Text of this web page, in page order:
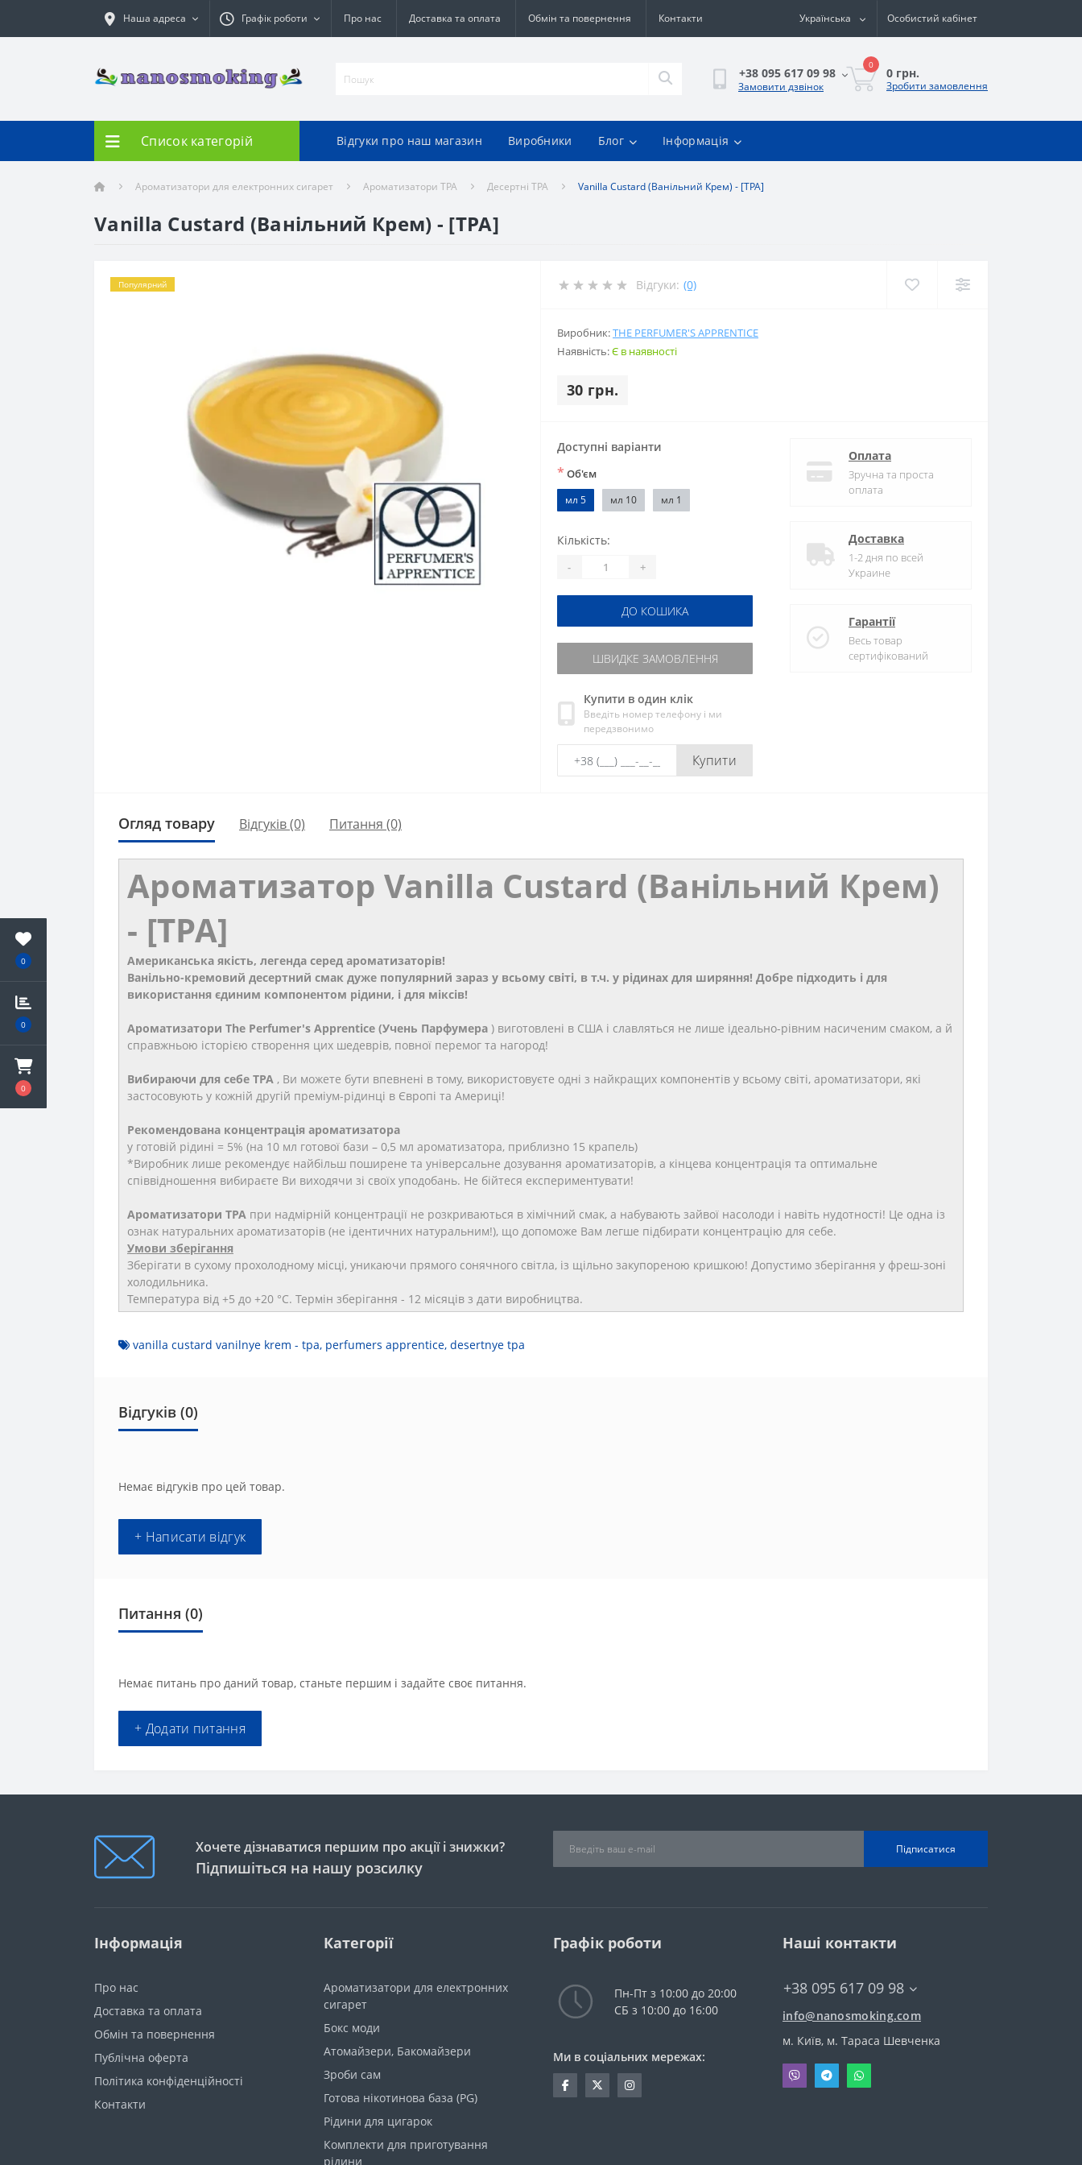
0
0
0
Наша адреса Графік роботи Про нас Доставка та оплата Обмін та повернення Контакти Українська Особистий кабінет
+38 095 617 09 98
Замовити дзвінок
0
0 грн.
Зробити замовлення
Список категорій Відгуки про наш магазин Виробники Блог Інформація
Ароматизатори для електронних сигарет Ароматизатори TPA Десертні TPA Vanilla Custard (Ванільний Крем) - [TPA]
Vanilla Custard (Ванільний Крем) - [TPA]
Популярний Відгуки: (0)
Виробник:THE PERFUMER'S APPRENTICE
Наявність:Є в наявності
30 грн.
Доступні варіанти
* Об'єм
мл 5 мл 10 мл 1
Кількість:
- +
ДО КОШИКА
ШВИДКЕ ЗАМОВЛЕННЯ
Купити в один клік
Введіть номер телефону і ми
передзвонимо
Купити
Оплата
Зручна та проста
оплата
Доставка
1-2 дня по всей
Украине
Гарантії
Весь товар
сертифікований
Огляд товару Відгуків (0) Питання (0)
Ароматизатор Vanilla Custard (Ванільний Крем)
- [TPA]
Американська якість, легенда серед ароматизаторів!
Ванільно-кремовий десертний смак дуже популярний зараз у всьому світі, в т.ч. у рідинах для ширяння! Добре підходить і для
використання єдиним компонентом рідини, і для міксів!
Ароматизатори The Perfumer's Apprentice (Учень Парфумера ) виготовлені в США і славляться не лише ідеально-рівним насиченим смаком, а й
справжньою історією створення цих шедеврів, повної перемог та нагород!
Вибираючи для себе TPA , Ви можете бути впевнені в тому, використовуєте одні з найкращих компонентів у всьому світі, ароматизатори, які
застосовують у кожній другій преміум-рідинці в Європі та Америці!
Рекомендована концентрація ароматизатора
у готовій рідині = 5% (на 10 мл готової бази – 0,5 мл ароматизатора, приблизно 15 крапель)
*Виробник лише рекомендує найбільш поширене та універсальне дозування ароматизаторів, а кінцева концентрація та оптимальне
співвідношення вибираєте Ви виходячи зі своїх уподобань. Не бійтеся експериментувати!
Ароматизатори TPA при надмірній концентрації не розкриваються в хімічний смак, а набувають зайвої насолоди і навіть нудотності! Це одна із
ознак натуральних ароматизаторів (не ідентичних натуральним!), що допоможе Вам легше підбирати концентрацію для себе.
Умови зберігання
Зберігати в сухому прохолодному місці, уникаючи прямого сонячного світла, із щільно закупореною кришкою! Допустимо зберігання у фреш-зоні
холодильника.
Температура від +5 до +20 °C. Термін зберігання - 12 місяців з дати виробництва.
vanilla custard vanilnye krem - tpa, perfumers apprentice, desertnye tpa
Відгуків (0)
Немає відгуків про цей товар.
+ Написати відгук
Питання (0)
Немає питань про даний товар, станьте першим і задайте своє питання.
+ Додати питання
Хочете дізнаватися першим про акції і знижки?
Підпишіться на нашу розсилку
Підписатися
Інформація
Про нас
Доставка та оплата
Обмін та повернення
Публічна оферта
Політика конфіденційності
Контакти
Категорії
Ароматизатори для електронних
сигарет
Бокс моди
Атомайзери, Бакомайзери
Зроби сам
Готова нікотинова база (PG)
Рідини для цигарок
Комплекти для приготування
рідини
Графік роботи
Пн-Пт з 10:00 до 20:00
СБ з 10:00 до 16:00
Ми в соціальних мережах:
Наші контакти
+38 095 617 09 98
info@nanosmoking.com
м. Київ, м. Тараса Шевченка